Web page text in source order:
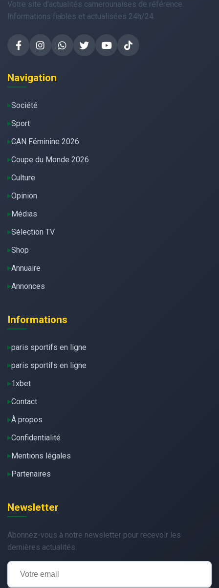
Votre site d'actualités camerounaises de référence.
Informations fiables et actualisées 24h/24.
Navigation
Société
Sport
CAN Féminine 2026
Coupe du Monde 2026
Culture
Opinion
Médias
Sélection TV
Shop
Annuaire
Annonces
Informations
paris sportifs en ligne
paris sportifs en ligne
1xbet
Contact
À propos
Confidentialité
Mentions légales
Partenaires
Newsletter
Abonnez-vous à notre newsletter pour recevoir les
dernières actualités.